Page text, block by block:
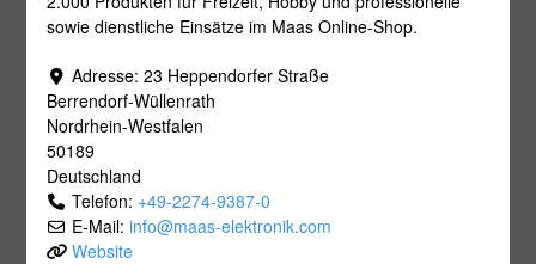
sowie dienstliche Einsätze im Maas Online-Shop.
Adresse:23 Heppendorfer Straße
Berrendorf-Wüllenrath
Nordrhein-Westfalen
50189
Deutschland
Telefon: +49-2274-9387-0
E-Mail:info@maas-elektronik.com
Website